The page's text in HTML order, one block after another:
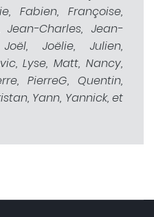
Fabien, Françoise,
Jean-Charles, Jean-
Joëlie, Julien,
Lyse, Matt, Nancy,
PierreG, Quentin,
Yann, Yannick, et